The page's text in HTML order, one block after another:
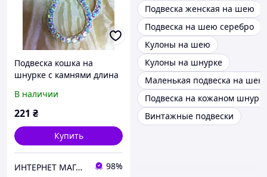
Подвеска кошка на
шнурке с камнями длина
В наличии
221 ₴
Купить
ИНТЕРНЕТ МАГАЗИН СТИЛЬ 98%
Подвеска женская на шею
Подвеска на шею серебро
Кулоны на шею
Кулоны на шнурке
Маленькая подвеска на шею
Подвеска на кожаном
Винтажные подвески